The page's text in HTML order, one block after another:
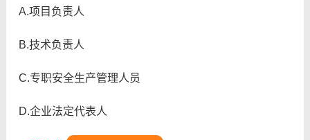
A.项目负责人
B.技术负责人
C.专职安全生产管理人员
D.企业法定代表人